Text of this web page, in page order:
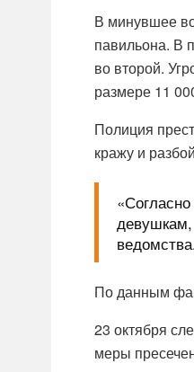
В минувшее
павильона. В
во второй.
размере 11
Полиция
кражу и
По данным
23 октября
меры